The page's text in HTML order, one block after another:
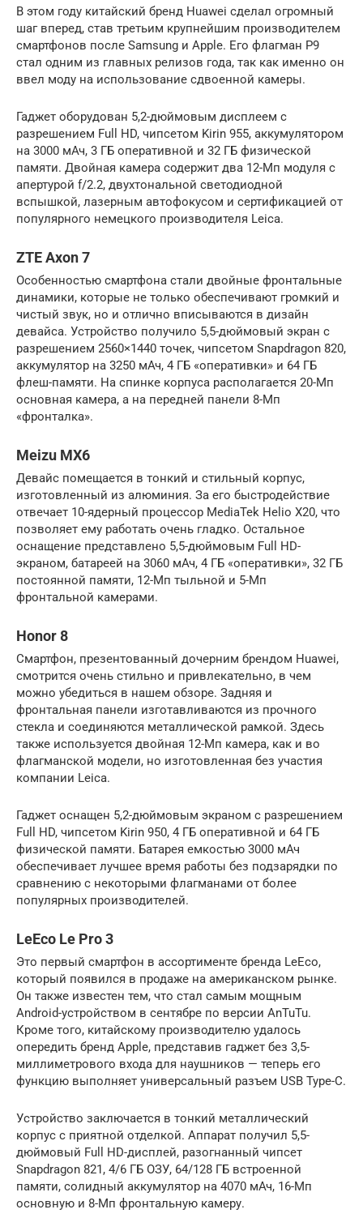
В этом году китайский бренд Huawei сделал огромный
шаг вперед, став третьим крупнейшим производителем
смартфонов после Samsung и Apple. Его флагман P9
стал одним из главных релизов года, так как именно он
ввел моду на использование сдвоенной камеры.
Гаджет оборудован 5,2-дюймовым дисплеем с
разрешением Full HD, чипсетом Kirin 955, аккумулятором
на 3000 мАч, 3 ГБ оперативной и 32 ГБ физической
памяти. Двойная камера содержит два 12-Мп модуля с
апертурой f/2.2, двухтональной светодиодной
вспышкой, лазерным автофокусом и сертификацией от
популярного немецкого производителя Leica.
ZTE Axon 7
Особенностью смартфона стали двойные фронтальные
динамики, которые не только обеспечивают громкий и
чистый звук, но и отлично вписываются в дизайн
девайса. Устройство получило 5,5-дюймовый экран с
разрешением 2560×1440 точек, чипсетом Snapdragon 820,
аккумулятор на 3250 мАч, 4 ГБ «оперативки» и 64 ГБ
флеш-памяти. На спинке корпуса располагается 20-Мп
основная камера, а на передней панели 8-Мп
«фронталка».
Meizu MX6
Девайс помещается в тонкий и стильный корпус,
изготовленный из алюминия. За его быстродействие
отвечает 10-ядерный процессор MediaTek Helio X20, что
позволяет ему работать очень гладко. Остальное
оснащение представлено 5,5-дюймовым Full HD-
экраном, батареей на 3060 мАч, 4 ГБ «оперативки», 32 ГБ
постоянной памяти, 12-Мп тыльной и 5-Мп
фронтальной камерами.
Honor 8
Смартфон, презентованный дочерним брендом Huawei,
смотрится очень стильно и привлекательно, в чем
можно убедиться в нашем обзоре. Задняя и
фронтальная панели изготавливаются из прочного
стекла и соединяются металлической рамкой. Здесь
также используется двойная 12-Мп камера, как и во
флагманской модели, но изготовленная без участия
компании Leica.
Гаджет оснащен 5,2-дюймовым экраном с разрешением
Full HD, чипсетом Kirin 950, 4 ГБ оперативной и 64 ГБ
физической памяти. Батарея емкостью 3000 мАч
обеспечивает лучшее время работы без подзарядки по
сравнению с некоторыми флагманами от более
популярных производителей.
LeEco Le Pro 3
Это первый смартфон в ассортименте бренда LeEco,
который появился в продаже на американском рынке.
Он также известен тем, что стал самым мощным
Android-устройством в сентябре по версии AnTuTu.
Кроме того, китайскому производителю удалось
опередить бренд Apple, представив гаджет без 3,5-
миллиметрового входа для наушников — теперь его
функцию выполняет универсальный разъем USB Type-C.
Устройство заключается в тонкий металлический
корпус с приятной отделкой. Аппарат получил 5,5-
дюймовый Full HD-дисплей, разогнанный чипсет
Snapdragon 821, 4/6 ГБ ОЗУ, 64/128 ГБ встроенной
памяти, солидный аккумулятор на 4070 мАч, 16-Мп
основную и 8-Мп фронтальную камеру.